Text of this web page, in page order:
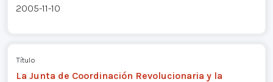
2005-11-10
Título
La Junta de Coordinación Revolucionaria y la